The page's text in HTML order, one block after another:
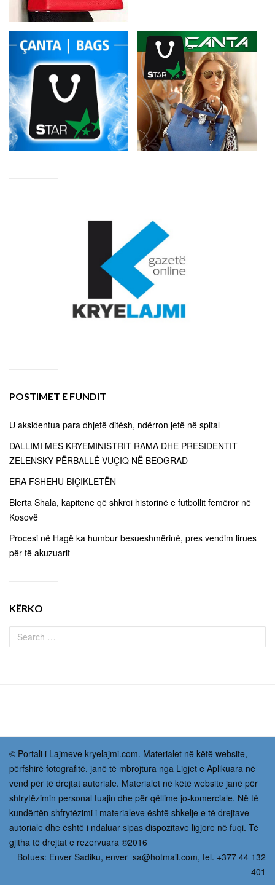
POSTIMET E FUNDIT
U aksidentua para dhjetë ditësh, ndërron jetë në spital
DALLIMI MES KRYEMINISTRIT RAMA DHE PRESIDENTIT
ZELENSKY PËRBALLË VUÇIQ NË BEOGRAD
ERA FSHEHU BIÇIKLETËN
Blerta Shala, kapitene që shkroi historinë e futbollit femëror në
Kosovë
Procesi në Hagë ka humbur besueshmërinë, pres vendim lirues
për të akuzuarit
KËRKO
© Portali i Lajmeve kryelajmi.com. Materialet në këtë website,
përfshirë fotografitë, janë të mbrojtura nga Ligjet e Aplikuara në
vend për të drejtat autoriale. Materialet në këtë website janë për
shfrytëzimin personal tuajin dhe për qëllime jo-komerciale. Në të
kundërtën shfrytëzimi i materialeve është shkelje e të drejtave
autoriale dhe është i ndaluar sipas dispozitave ligjore në fuqi. Të
gjitha të drejtat e rezervuara ©2016
Botues: Enver Sadiku, enver_sa@hotmail.com, tel. +377 44 132
401